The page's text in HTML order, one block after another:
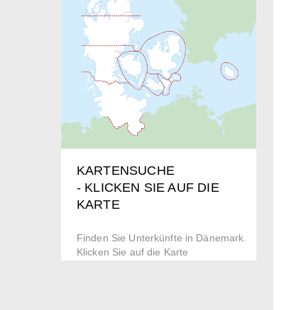
KARTENSUCHE
- KLICKEN SIE AUF DIE
KARTE
Finden Sie Unterkünfte in Dänemark.
Klicken Sie auf die Karte